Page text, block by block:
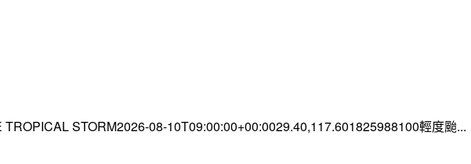
STORM2026-08-10T09:00:00+00:0029.40,117.601825988100輕度颱...